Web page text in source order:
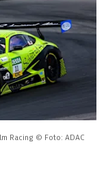
Racing © Foto: ADAC